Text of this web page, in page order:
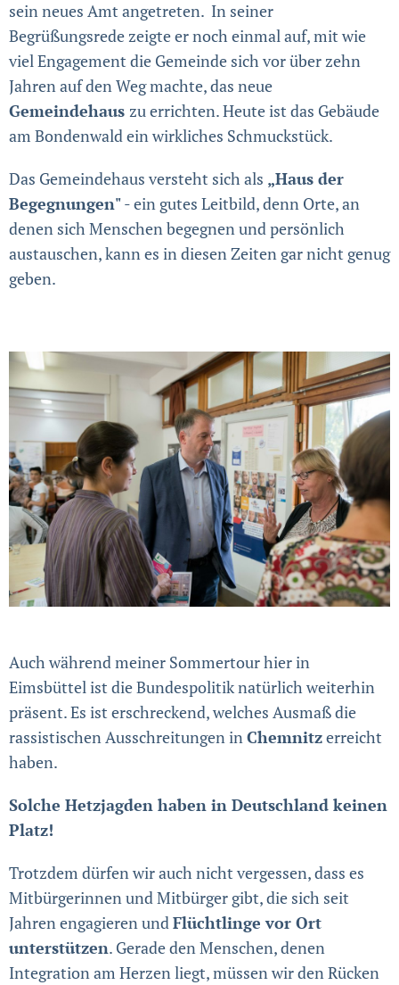
sein neues Amt angetreten. In seiner
Begrüßungsrede zeigte er noch einmal auf, mit wie
viel Engagement die Gemeinde sich vor über zehn
Jahren auf den Weg machte, das neue
Gemeindehaus zu errichten. Heute ist das Gebäude
am Bondenwald ein wirkliches Schmuckstück.
Das Gemeindehaus versteht sich als „Haus der
Begegnungen"- ein gutes Leitbild, denn Orte, an
denen sich Menschen begegnen und persönlich
austauschen, kann es in diesen Zeiten gar nicht genug
geben.
Auch während meiner Sommertour hier in
Eimsbüttel ist die Bundespolitik natürlich weiterhin
präsent. Es ist erschreckend, welches Ausmaß die
rassistischen Ausschreitungen inChemnitzerreicht
haben.
Solche Hetzjagden haben in Deutschland keinen
Platz!
Trotzdem dürfen wir auch nicht vergessen, dass es
Mitbürgerinnen und Mitbürger gibt, die sich seit
Jahren engagieren undFlüchtlinge vor Ort
unterstützen. Gerade den Menschen, denen
Integration am Herzen liegt, müssen wir den Rücken